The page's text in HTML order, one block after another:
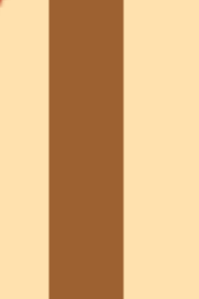
toiture sur tous types de
de liteaux,
la charpente à la